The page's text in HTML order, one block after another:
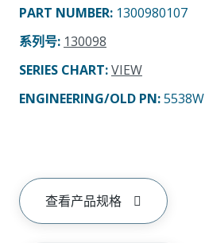
PART NUMBER: 1300980107
系列号: 130098
SERIES CHART:VIEW
ENGINEERING/OLD PN:5538W
查看产品规格